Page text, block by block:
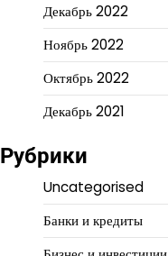
Декабрь 2022
Ноябрь 2022
Октябрь 2022
Декабрь 2021
Рубрики
Uncategorised
Банки и кредиты